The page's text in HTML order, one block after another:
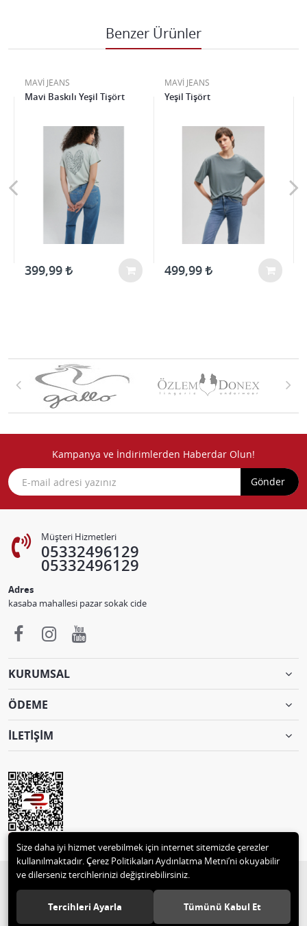
Benzer Ürünler
MAVİ JEANS
Mavi Baskılı Yeşil Tişört
399,99
MAVİ JEANS
Yeşil Tişört
499,99
Kampanya ve İndirimlerden Haberdar Olun!
Gönder
Müşteri Hizmetleri
05332496129
05332496129
Adres
kasaba mahallesi pazar sokak cide
KURUMSAL
ÖDEME
İLETİŞİM
© 2018 2 M MUTLULAR TEKSTİL ve MOTORSİKLET PAZ.TİC. 05332496129
Tüm hakları saklıdır.
Size daha iyi hizmet verebilmek için internet sitemizde çerezler
kullanılmaktadır. Çerez Politikaları Aydınlatma Metni’ni okuyabilir
ve dilerseniz tercihlerinizi değiştirebilirsiniz.
Tercihleri Ayarla Tümünü Kabul Et